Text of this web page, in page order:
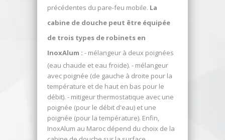
précédentes du pare-feu mobile. La
cabine de douche peut être équipée
de trois types de robinets en
InoxAlum : - mélangeur à deux poignées
(eau chaude et eau froide). - mélangeur
avec poignée (de gauche à droite pour la
température et de haut en bas pour le
débit). - mitigeur thermostatique avec une
poignée (pour le débit d'eau) et une
poignée (pour la température). Enfin,
InoxAlum au Maroc dépend du choix de la